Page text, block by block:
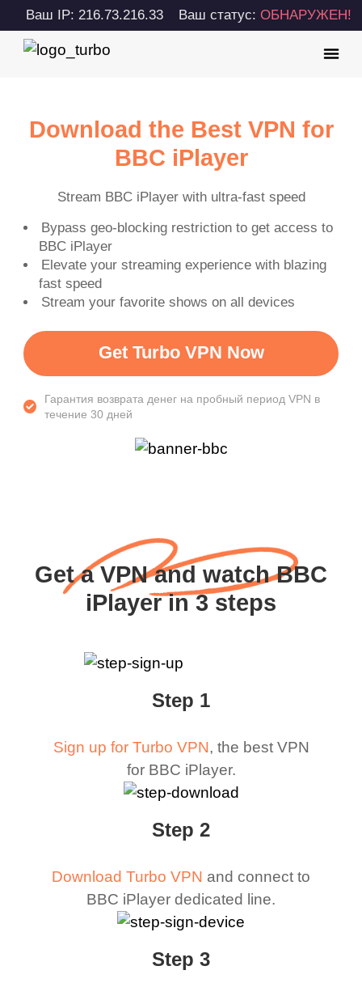
Ваш IP: 216.73.216.33 Ваш статус:ОБНАРУЖЕН!
Download the Best VPN for
BBC iPlayer
Stream BBC iPlayer with ultra-fast speed
Bypass geo-blocking restriction to get access to
BBC iPlayer
Elevate your streaming experience with blazing
fast speed
Stream your favorite shows on all devices
Get Turbo VPN Now
Гарантия возврата денег на пробный период VPN в
течение 30 дней
Get a VPN and watch BBC
iPlayer in 3 steps
Step 1
Sign up for Turbo VPN, the best VPN
for BBC iPlayer.
Step 2
Download Turbo VPN and connect to
BBC iPlayer dedicated line.
Step 3